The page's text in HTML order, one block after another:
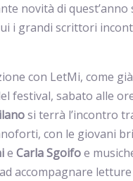
novità di quest’anno
i grandi scrittori
con LetMi, come
festival, sabato alle
si terrà l’incontro
con le giovani
e CarlaSgoifoe
accompagnare letture